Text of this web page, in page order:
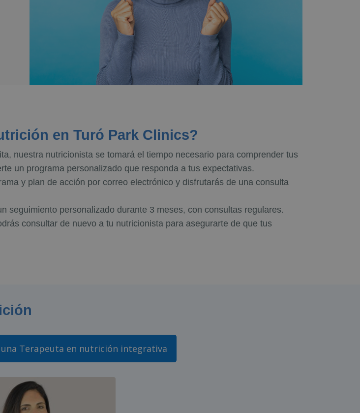
en Turó Park Clinics?
nuestra nutricionista se tomará el tiempo necesario para comprender tus
un programa personalizado que responda a tus expectativas.
y plan de acción por correo electrónico y disfrutarás de una consulta
seguimiento personalizado durante 3 meses, con consultas regulares.
consultar de nuevo a tu nutricionista para asegurarte de que tus
Terapeuta en nutrición integrativa